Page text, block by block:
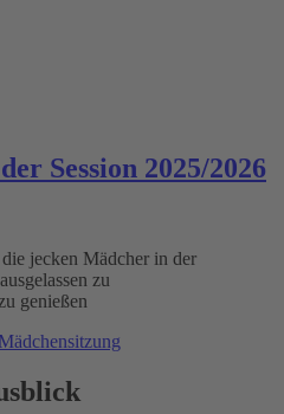
Session 2025/2026
jecken Mädcher in der
zu
genießen